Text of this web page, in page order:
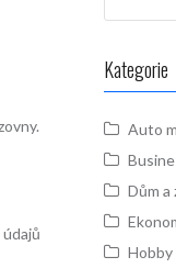
Kategorie
Auto
Dům a
Hobby